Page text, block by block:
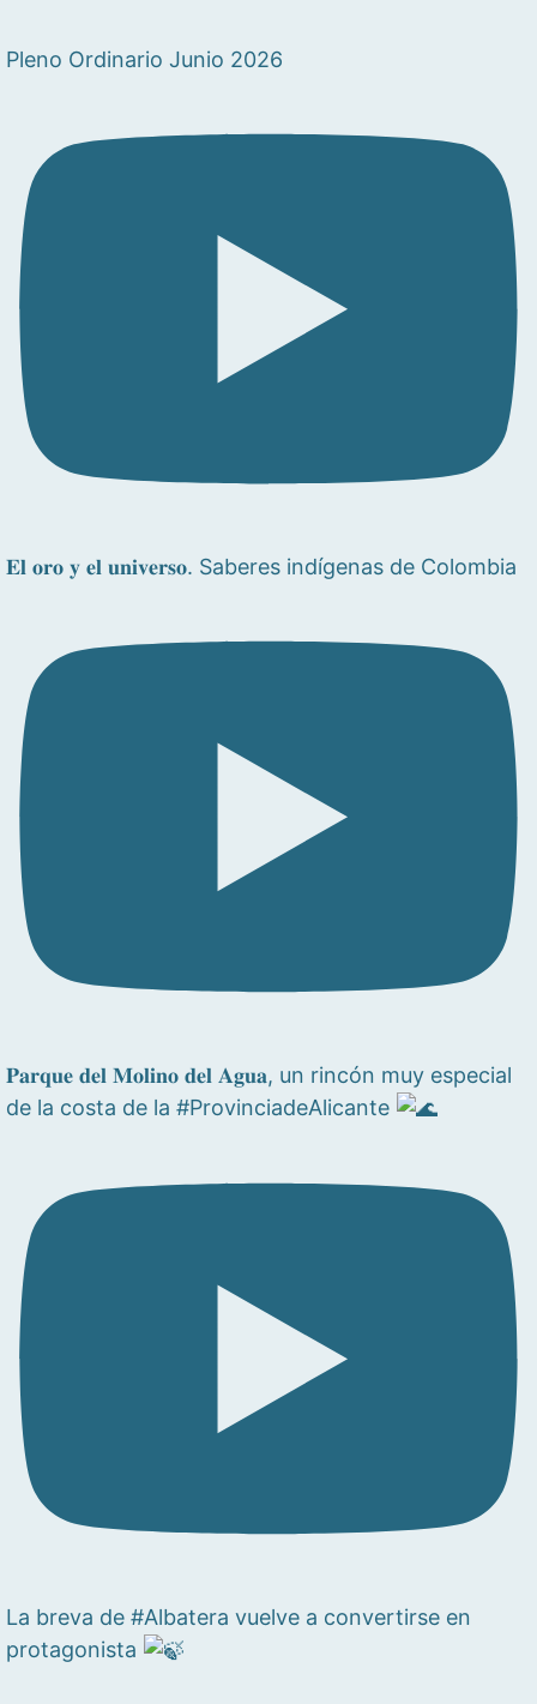
Pleno Ordinario Junio 2026
𝐄𝐥 𝐨𝐫𝐨 𝐲 𝐞𝐥 𝐮𝐧𝐢𝐯𝐞𝐫𝐬𝐨. Saberes indígenas de Colombia
𝐏𝐚𝐫𝐪𝐮𝐞 𝐝𝐞𝐥 𝐌𝐨𝐥𝐢𝐧𝐨 𝐝𝐞𝐥 𝐀𝐠𝐮𝐚, un rincón muy especial
de la costa de la #ProvinciadeAlicante
La breva de #Albatera vuelve a convertirse en
protagonista